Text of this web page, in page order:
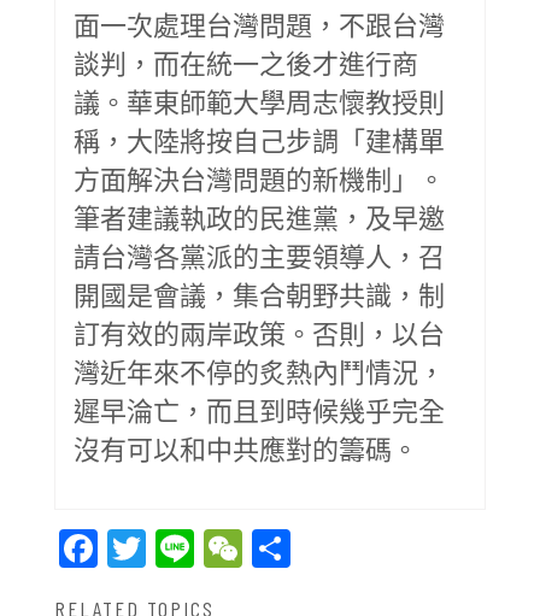
面一次處理台灣問題，不跟台灣
談判，而在統一之後才進行商
議。華東師範大學周志懷教授則
稱，大陸將按自己步調「建構單
方面解決台灣問題的新機制」。
筆者建議執政的民進黨，及早邀
請台灣各黨派的主要領導人，召
開國是會議，集合朝野共識，制
訂有效的兩岸政策。否則，以台
灣近年來不停的炙熱內鬥情況，
遲早淪亡，而且到時候幾乎完全
沒有可以和中共應對的籌碼。
Facebook
Twitter
LineWeChat
RELATED TOPICS